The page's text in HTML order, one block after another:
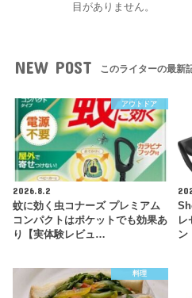
目がありません。
NEW POST このライターの最新
アウトドア
2026.8.2
蚊に効く虫コナーズ プレミアム
コンパクトはポケットでも効果あ
り【実体験レビュ…
レ
ン
料理